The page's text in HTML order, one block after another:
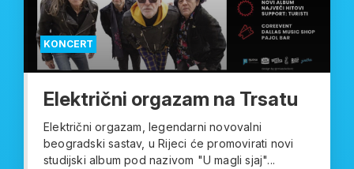
KONCERT
Električni orgazam na Trsatu
Električni orgazam, legendarni novovalni
beogradski sastav, u Rijeci će promovirati novi
studijski album pod nazivom "U magli sjaj"...